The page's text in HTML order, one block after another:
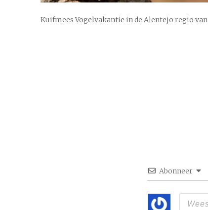
Kuifmees Vogelvakantie in de Alentejo regio
Abonneer